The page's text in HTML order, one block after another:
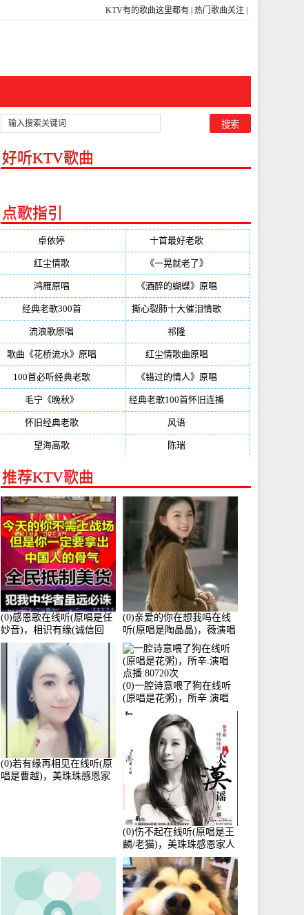
KTV有的歌曲这里都有 热门歌曲关注
好听KTV歌曲
点歌指引
卓依婷 十首最好老歌
红尘情歌(296) 《一晃就老了》
鸿雁原唱 《酒醉的蝴蝶》原唱
经典老歌300首(203) 撕心裂肺十大催泪情歌
流浪歌原唱 祁隆
歌曲《花桥流水》原唱 红尘情歌曲原唱
100首必听经典老歌(150) 《错过的情人》原唱
毛宁《晚秋》 经典老歌100首怀旧连播
怀旧经典老歌(133) 风语
望海高歌(131) 陈瑞
推荐KTV歌曲
(0)感恩歌在线听(原唱是任
妙音)，相识有缘(诚信回
访)演唱点播:161288次
(0)亲爱的你在想我吗在线
听(原唱是陶晶晶)，薇演唱
点播:159722次
(0)若有缘再相见在线听(原
唱是曹越)，美珠珠感恩家
(0)一腔诗意喂了狗在线听
(原唱是花粥)，所辛.演唱
点播:80720次
(0)伤不起在线听(原唱是王
麟/老猫)，美珠珠感恩家人
演唱点播:80218次